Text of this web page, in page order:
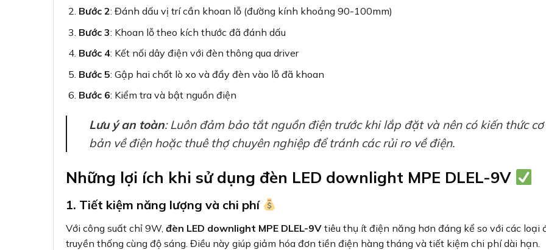
Bước 2: Đánh dấu vị trí cần khoan lỗ (đường kính khoảng 90-100mm)
Bước 3: Khoan lỗ theo kích thước đã đánh dấu
Bước 4: Kết nối dây điện với đèn thông qua driver
Bước 5: Gập hai chốt lò xo và đẩy đèn vào lỗ đã khoan
Bước 6: Kiểm tra và bật nguồn điện
Lưu ý an toàn: Luôn đảm bảo tắt nguồn điện trước khi lắp đặt và nên có kiến thức cơ
bản về điện hoặc thuê thợ chuyên nghiệp để tránh các rủi ro về điện.
Những lợi ích khi sử dụng đèn LED downlight MPE DLEL-9V
1. Tiết kiệm năng lượng và chi phí
Với công suất chỉ 9W, đèn LED downlight MPE DLEL-9V tiêu thụ ít điện năng hơn đáng kể so với các loại
truyền thống cùng độ sáng. Điều này giúp giảm hóa đơn tiền điện hàng tháng và tiết kiệm chi phí dài hạn.